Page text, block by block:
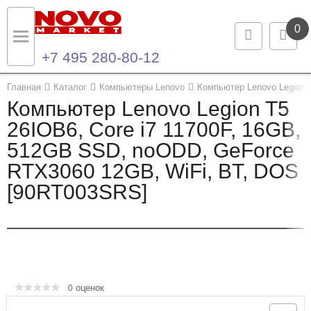
0
+7 495 280-80-12
Главная Каталог Компьютеры Lenovo Компьютер Lenovo Legion
Компьютер Lenovo Legion T5
26IOB6, Core i7 11700F, 16GB,
512GB SSD, noODD, GeForce
RTX3060 12GB, WiFi, BT, DOS
[90RT003SRS]
0 оценок
Назад
Каталог продукции
Ноутбуки и ультрабуки
Компьютеры
Назад
Контакты
Контактная информация